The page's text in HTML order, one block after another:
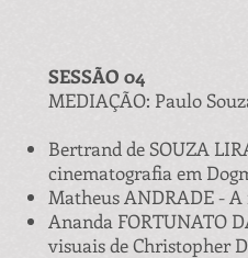
SESSÃO 04
MEDIAÇÃO: Paulo
Bertrand de SOUZA
cinematografia em
Matheus ANDRADE -
Ananda FORTUNATO
visuais de Christopher